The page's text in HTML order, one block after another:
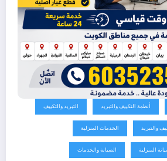
أنظمة التكييف والتبريد التبريد والتكييف
والتبريد الخدمات المنزلية
المنزلية الصيانة والخدمات